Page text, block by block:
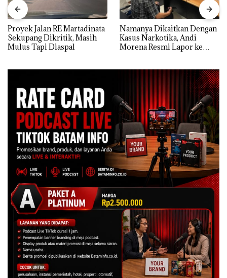
Proyek Jalan RE Martadinata
Sekupang Dikritik, Masih
Mulus Tapi Diaspal
Namanya Dikaitkan Dengan
Kasus Narkotika, Andi
Morena Resmi Lapor ke